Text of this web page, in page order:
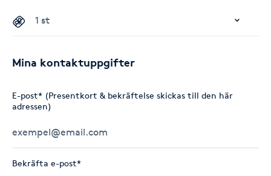
Mina kontaktuppgifter
E-post* (Presentkort & bekräftelse skickas till den här
adressen)
Bekräfta e-post*